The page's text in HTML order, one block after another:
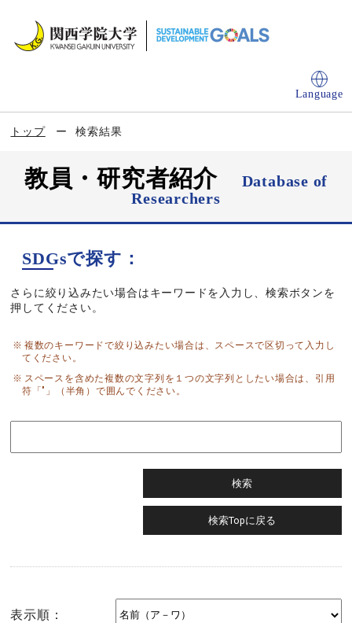
Language
トップ 検索結果
教員・研究者紹介
Database of
Researchers
SDGsで探す：
さらに絞り込みたい場合はキーワードを入力し、検索ボタンを
押してください。
複数のキーワードで絞り込みたい場合は、スペースで区切って入力し
てください。
スペースを含めた複数の文字列を１つの文字列としたい場合は、引用
符「"」（半角）で囲んでください。
表示順：